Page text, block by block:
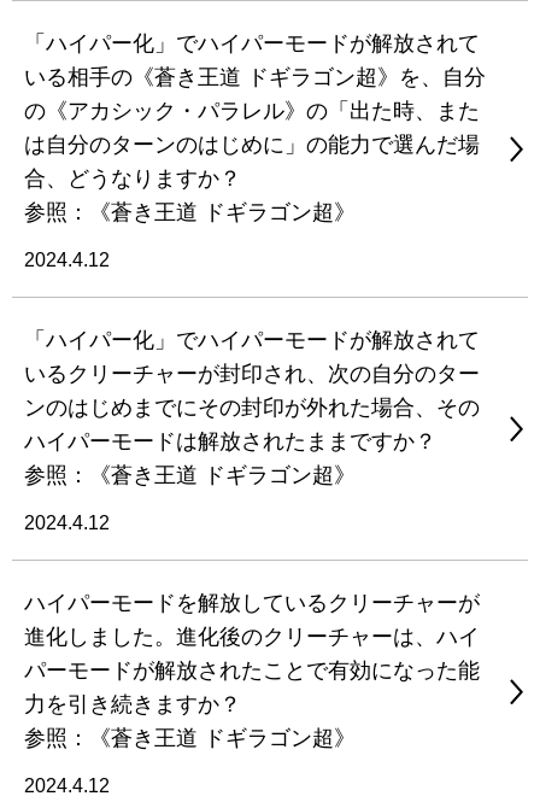
「ハイパー化」でハイパーモードが解放されて
いる相手の《蒼き王道 ドギラゴン超》を、自分
の《アカシック・パラレル》の「出た時、また
は自分のターンのはじめに」の能力で選んだ場
合、どうなりますか？
参照：《蒼き王道 ドギラゴン超》
2024.4.12
「ハイパー化」でハイパーモードが解放されて
いるクリーチャーが封印され、次の自分のター
ンのはじめまでにその封印が外れた場合、その
ハイパーモードは解放されたままですか？
参照：《蒼き王道 ドギラゴン超》
2024.4.12
ハイパーモードを解放しているクリーチャーが
進化しました。進化後のクリーチャーは、ハイ
パーモードが解放されたことで有効になった能
力を引き続きますか？
参照：《蒼き王道 ドギラゴン超》
2024.4.12